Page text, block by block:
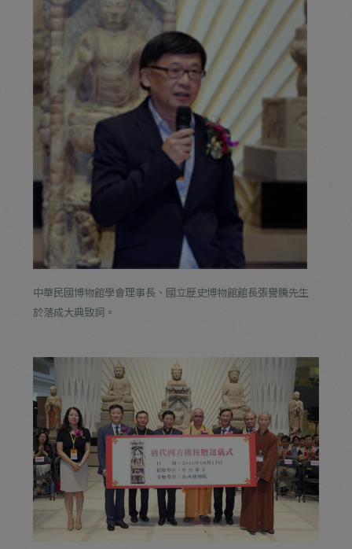
中華民國博物館學會理事長、國立歷史博物館館長張譽騰先生
於落成大典致詞。